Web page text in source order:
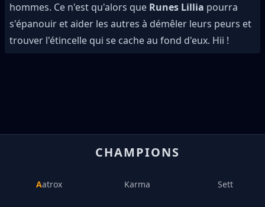
hommes. Ce n'est qu'alors que Runes Lillia pourra
s'épanouir et aider les autres à démêler leurs peurs et
trouver l'étincelle qui se cache au fond d'eux. Hii !
CHAMPIONS
Aatrox Karma Sett